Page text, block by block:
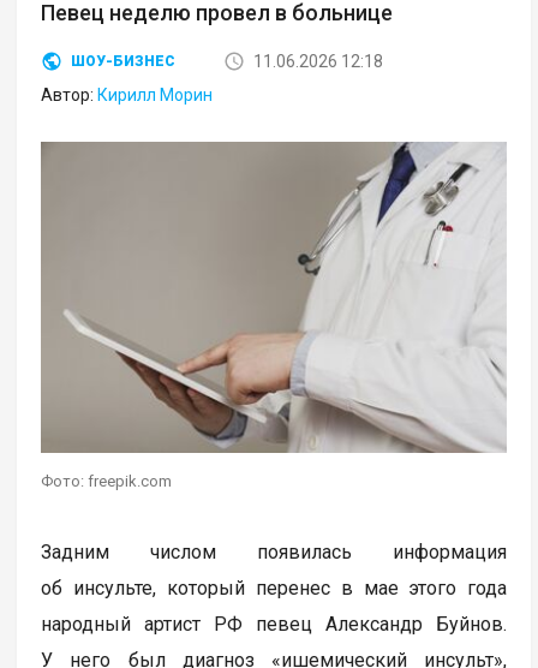
Певец неделю провел в больнице
ШОУ-БИЗНЕС
11.06.2026 12:18
Автор: Кирилл Морин
Фото: freepik.com
Задним числом появилась информация
об инсульте, который перенес в мае этого года
народный артист РФ певец Александр Буйнов.
У него был диагноз «ишемический инсульт»,